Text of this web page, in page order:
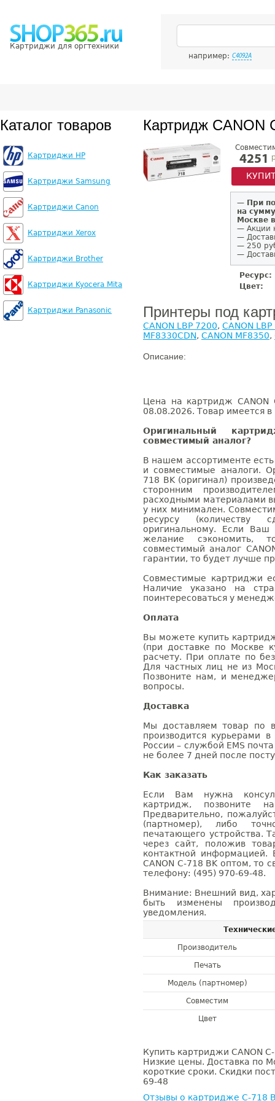
Картриджи для оргтехники
например: C4092A
Каталог товаров
Картриджи HP
Картриджи Samsung
Картриджи Canon
Картриджи Xerox
Картриджи Brother
Картриджи Kyocera Mita
Картриджи Panasonic
Картридж CANON
4251
— При
на
Москве
— Акции
—
— 250
—
Ресурс:
Цвет:
Принтеры под
CANON LBP 7200, CANON
MF8330CDN, CANON MF8350,
Описание:
Цена на картридж CANON
08.08.2026. Товар имеется в
Оригинальный
совместимый аналог?
В нашем ассортименте
и совместимые аналоги.
718 BK (оригинал)
сторонним
расходными материалами
у них минимален.
ресурсу (количеству
оригинальному. Если
желание сэкономить,
совместимый аналог
гарантии, то будет лучше
Совместимые картриджи
Наличие указано на
поинтересоваться у
Оплата
Вы можете купить
(при доставке по Москве
расчету. При оплате по
Для частных лиц не из
Позвоните нам, и
вопросы.
Доставка
Мы доставляем товар по
производится курьерами
России – службой EMS
не более 7 дней после
Как заказать
Если Вам нужна
картридж, позвоните
Предварительно,
(партномер), либо
печатающего устройства.
через сайт, положив
контактной информацией.
CANON C-718 BK оптом,
телефону: (495) 970-69-48.
Внимание: Внешний вид,
быть изменены
уведомления.
Производитель
Печать
Модель (партномер)
Совместим
Цвет
Купить картриджи CANON
Низкие цены. Доставка по
короткие сроки. Скидки
69-48
Отзывы о картридже C-718